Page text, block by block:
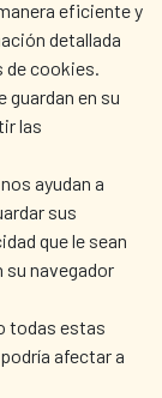
eficiente y
detallada
de cookies.
guardan en su
las
ayudan a
sus
que le sean
su navegador
todas estas
afectar a
COOPÉRONS
DE PRESSE